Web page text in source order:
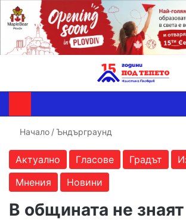
Начало /Ъндърграунд
Актуално Гласове Градът
Мнения
Новини
В общината не